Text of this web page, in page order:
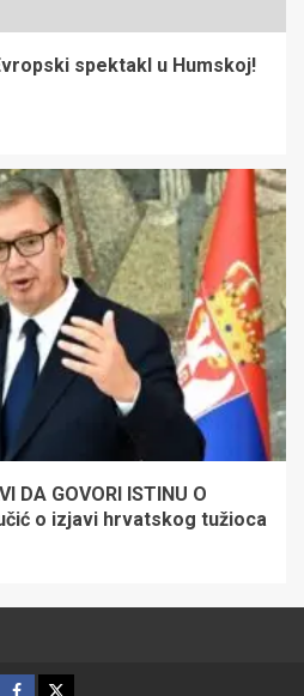
spektakl u Humskoj!
DA GOVORI ISTINU O
o izjavi hrvatskog tužioca